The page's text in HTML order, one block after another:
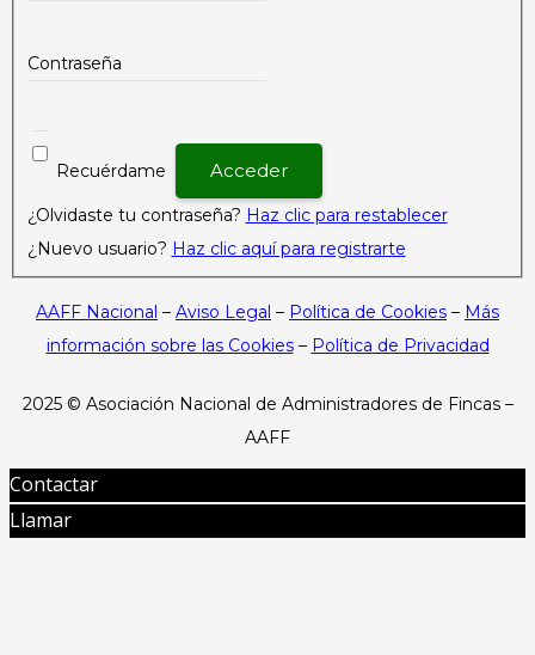
Contraseña
Recuérdame
¿Olvidaste tu contraseña? Haz clic para restablecer
¿Nuevo usuario? Haz clic aquí para registrarte
AAFF Nacional – Aviso Legal – Política de Cookies – Más
información sobre las Cookies– Política de Privacidad
2025 © Asociación Nacional de Administradores de Fincas –
AAFF
Contactar
Llamar